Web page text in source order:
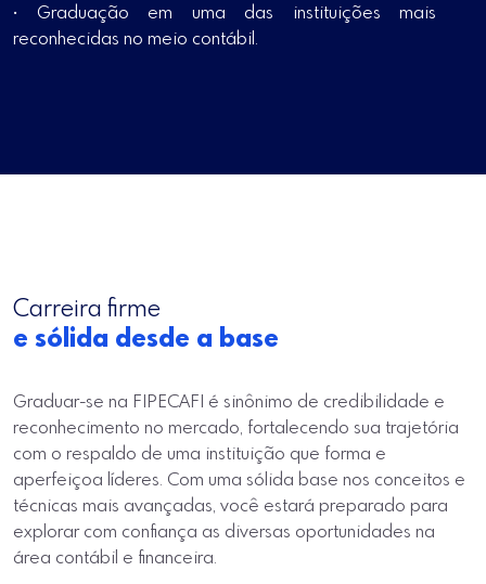
• Graduação em uma das instituições mais
reconhecidas no meio contábil.
Carreira firme
e sólida desde a base
Graduar-se na FIPECAFI é sinônimo de credibilidade e
reconhecimento no mercado, fortalecendo sua trajetória
com o respaldo de uma instituição que forma e
aperfeiçoa líderes. Com uma sólida base nos conceitos e
técnicas mais avançadas, você estará preparado para
explorar com confiança as diversas oportunidades na
área contábil e financeira.